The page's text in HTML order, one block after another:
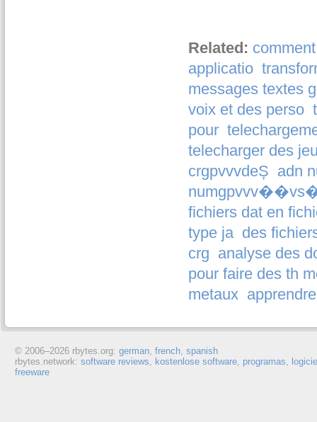
Related:
applicatio
messages textes
voix et des perso
pour
telecharger des
crgpvvvdeȘ adn
fichiers dat en
type ja des
crg analyse des
pour faire des th
metaux
© 2006–2026 rbytes.org: german, french, spanish
rbytes.network: software reviews, kostenlose software, programas,
freeware